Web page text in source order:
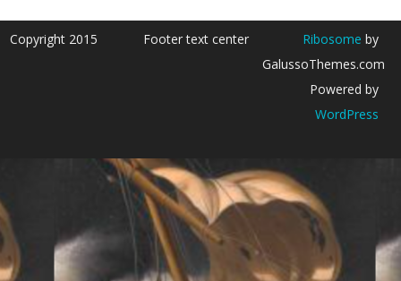
Copyright 2015 Footer text center Ribosome by
GalussoThemes.com
Powered by
WordPress